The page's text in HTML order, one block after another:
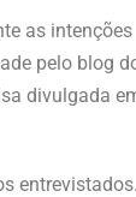
as
pelo blog
divulgada